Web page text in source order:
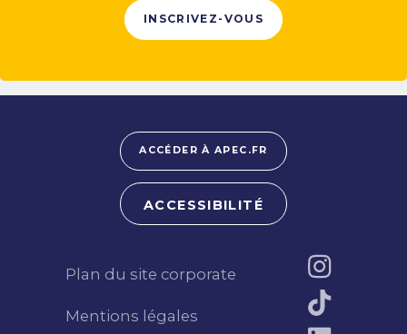
INSCRIVEZ-VOUS
Plan du site corporate
Mentions légales
ACCÉDER À APEC.FR
ACCESSIBILITÉ